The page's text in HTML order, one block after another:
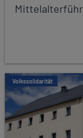
Volkssolidarität